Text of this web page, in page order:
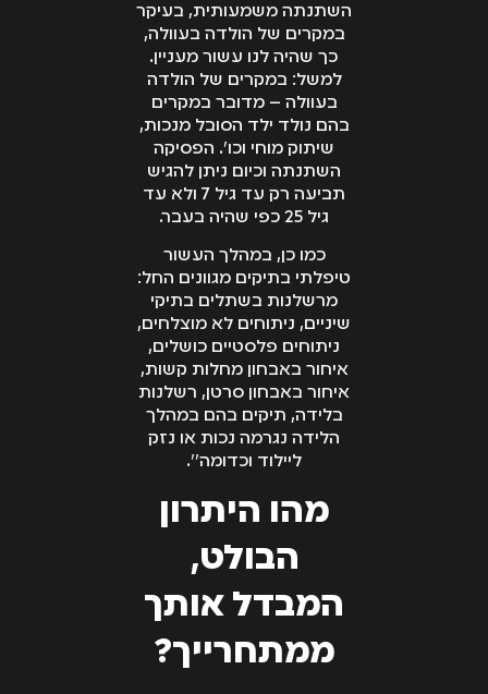
השתנתה משמעותית, בעיקר
במקרים של הולדה בעוולה,
כך שהיה לנו עשור מעניין.
למשל: במקרים של הולדה
בעוולה – מדובר במקרים
בהם נולד ילד הסובל מנכות,
שיתוק מוחי וכו'. הפסיקה
השתנתה וכיום ניתן להגיש
תביעה רק עד גיל 7 ולא עד
גיל 25 כפי שהיה בעבר.
כמו כן, במהלך העשור
טיפלתי בתיקים מגוונים החל:
מרשלנות בשתלים בתיקי
שיניים, ניתוחים לא מוצלחים,
ניתוחים פלסטיים כושלים,
איחור באבחון מחלות קשות,
איחור באבחון סרטן, רשלנות
בלידה, תיקים בהם במהלך
הלידה נגרמה נכות או נזק
ליילוד וכדומה'״.
מהו היתרון
הבולט,
המבדל אותך
ממתחרייך?